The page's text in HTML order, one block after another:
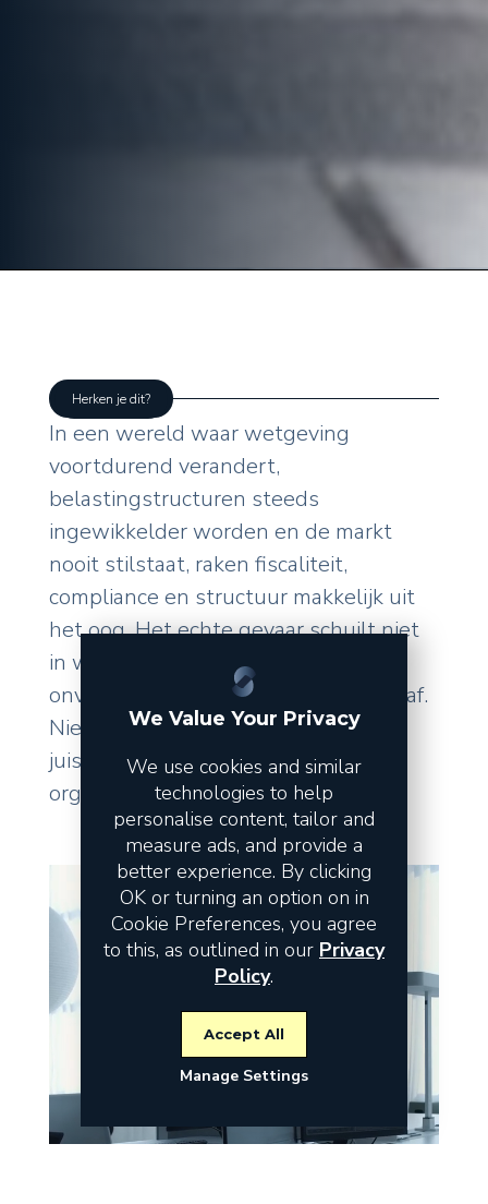
Herken je dit?
In een wereld waar wetgeving
voortdurend verandert,
belastingstructuren steeds
ingewikkelder worden en de markt
nooit stilstaat, raken fiscaliteit,
compliance en structuur makkelijk uit
het oog. Het echte gevaar schuilt niet
in wat u zelf doet, maar in de
onverwachte wendingen van buitenaf.
Niet de omzet vormt het risico, maar
juist de fundamenten waarop uw
organisatie staat.
We Value Your Privacy
We use cookies and similar
technologies to help
personalise content, tailor and
measure ads, and provide a
better experience. By clicking
OK or turning an option on in
Cookie Preferences, you agree
to this, as outlined in our Privacy
Policy.
Manage Settings
Accept All